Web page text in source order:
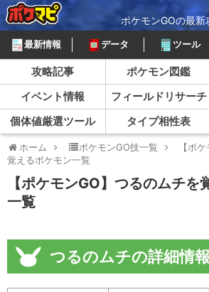
ポケモンGOの最
最新情報 データ ツール
攻略記事 ポケモン図鑑
イベント情報
フィールドリサーチ
個体値厳選ツール
タイプ相性表
ホーム ポケモンGO技一覧
【ポ
覚えるポケモン一覧
【ポケモンGO】つるのムチを
一覧
つるのムチの詳細情報